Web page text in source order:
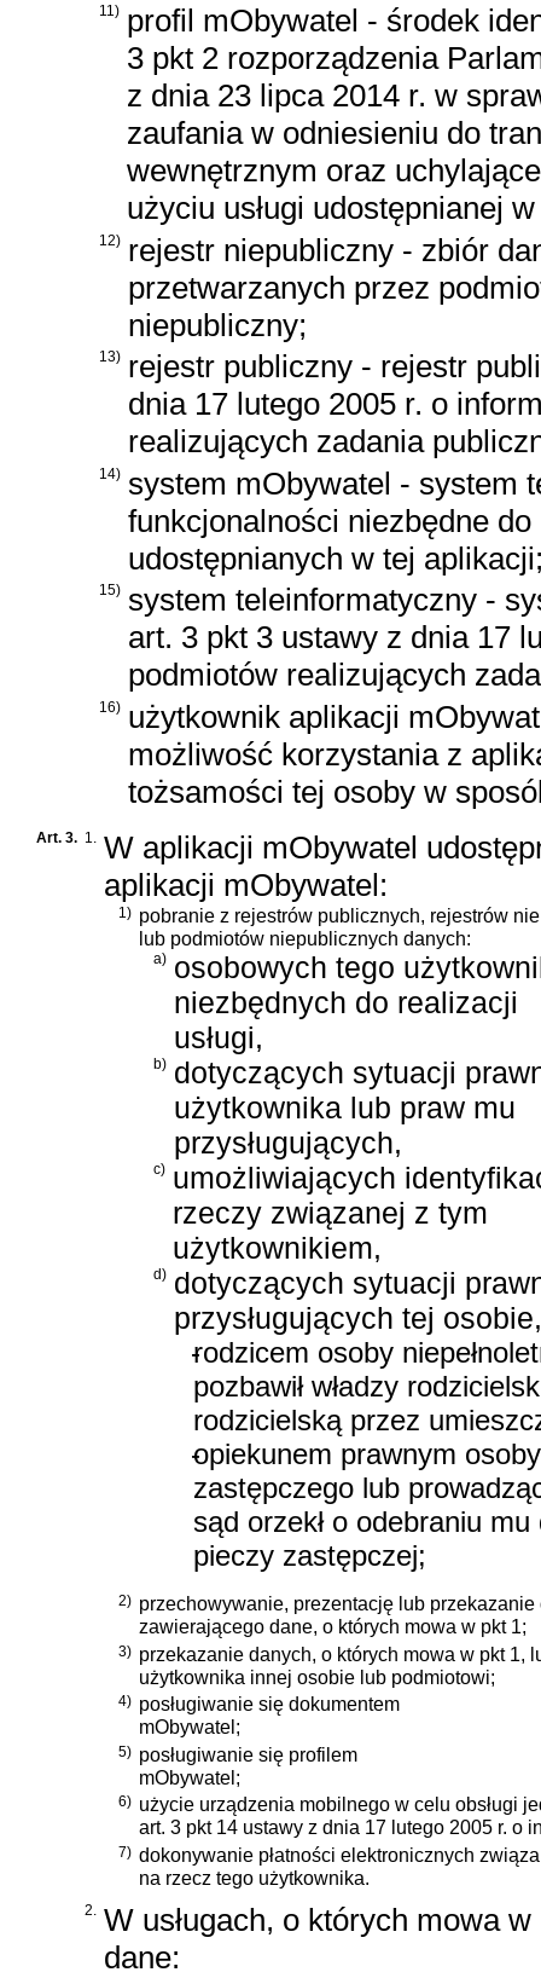
11) profil mObywatel - środek
3 pkt 2 rozporządzenia
z dnia 23 lipca 2014 r. w
zaufania w odniesieniu do
wewnętrznym oraz
użyciu usługi udostępnianej
12) rejestr niepubliczny - zbiór
przetwarzanych przez
niepubliczny;
13) rejestr publiczny - rejestr
dnia 17 lutego 2005 r. o
realizujących zadania
14) system mObywatel - system
funkcjonalności niezbędne do
udostępnianych w tej
15) system teleinformatyczny -
art. 3 pkt 3 ustawy z dnia 17
podmiotów realizujących
16) użytkownik aplikacji
możliwość korzystania z
tożsamości tej osoby w
Art. 3. 1. W aplikacji mObywatel
aplikacji mObywatel:
1) pobranie z rejestrów publicznych, rejestrów
lub podmiotów niepublicznych danych:
a) osobowych tego
niezbędnych do realizacji
usługi,
b) dotyczących sytuacji
użytkownika lub praw mu
przysługujących,
c) umożliwiających
rzeczy związanej z tym
użytkownikiem,
d) dotyczących sytuacji
przysługujących tej
-
rodzicem osoby
pozbawił władzy
rodzicielską przez
-
opiekunem prawnym
zastępczego lub
sąd orzekł o odebraniu
pieczy zastępczej;
2) przechowywanie, prezentację lub
zawierającego dane, o których mowa w pkt 1;
3) przekazanie danych, o których mowa w pkt 1,
użytkownika innej osobie lub podmiotowi;
4) posługiwanie się dokumentem
mObywatel;
5) posługiwanie się profilem
mObywatel;
6) użycie urządzenia mobilnego w celu obsługi
art. 3 pkt 14 ustawy z dnia 17 lutego 2005 r. o
7) dokonywanie płatności elektronicznych
na rzecz tego użytkownika.
2.
W usługach, o których mowa
dane: